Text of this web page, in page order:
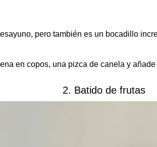
pero también es un bocadillo
en copos, una pizca de canela y
2. Batido de frutas